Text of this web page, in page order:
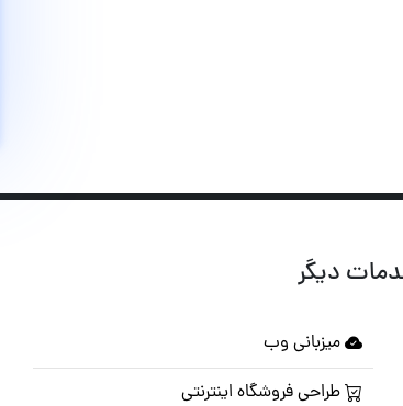
دیگر
میزبانی وب
طراحی فروشگاه اینترنتی